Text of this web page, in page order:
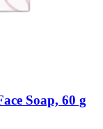
Soap, 60 g